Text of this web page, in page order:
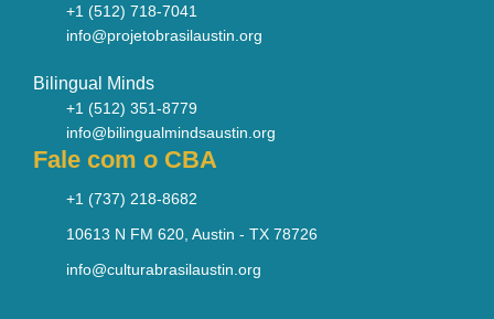
+1 (512) 718-7041
info@projetobrasilaustin.org
Bilingual Minds
+1 (512) 351-8779
info@bilingualmindsaustin.org
Fale com o CBA
+1 (737) 218-8682
10613 N FM 620, Austin - TX 78726
info@culturabrasilaustin.org